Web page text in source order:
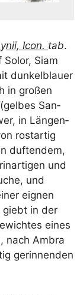
ynii, Icon. tab.
Siam
dun­kel­blau­er
in gro­ßen
San­
in Län­gen­
rost­ar­tig
duf­ten­dem,
und
und
eig­nen
gie­bt in der
eines
nach Ambra
gerin­nen­den